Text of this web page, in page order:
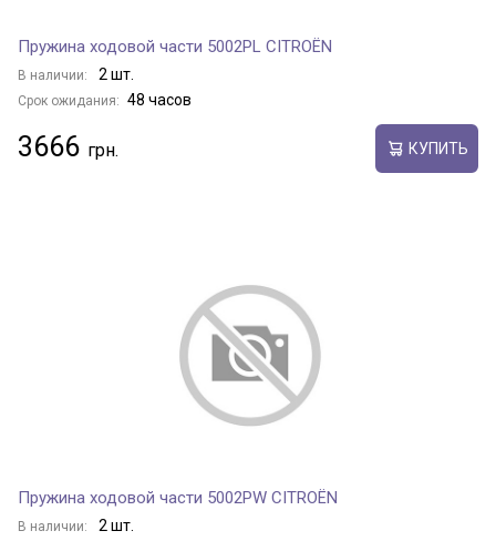
Пружина ходовой части 5002PL CITROËN
В наличии: 2 шт.
Срок ожидания: 48 часов
3666 КУПИТЬ
Пружина ходовой части 5002PW CITROËN
В наличии: 2 шт.